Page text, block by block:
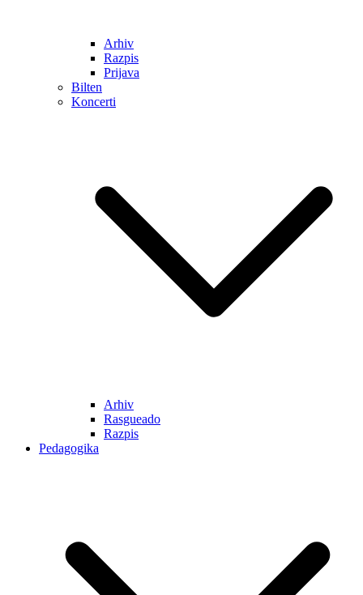
Arhiv
Razpis
Prijava
Bilten
Koncerti
Arhiv
Rasgueado
Razpis
Pedagogika